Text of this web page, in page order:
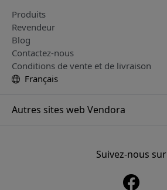
Produits
Revendeur
Blog
Contactez-nous
Conditions de vente et de livraison
Français
Autres sites web Vendora
www.brydgenordic.seSuivez-nous sur